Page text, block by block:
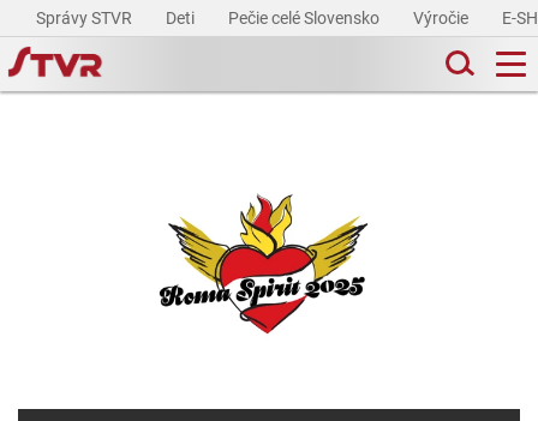
Správy STVR Deti Pečie celé Slovensko Výročie E-